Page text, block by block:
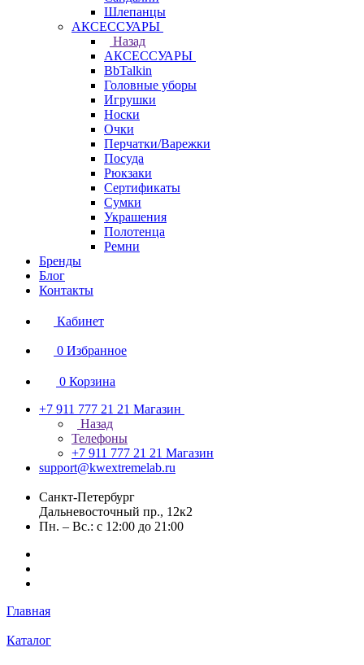
Шлепанцы
АКСЕССУАРЫ
Назад
АКСЕССУАРЫ
BbTalkin
Головные уборы
Игрушки
Носки
Очки
Перчатки/Варежки
Посуда
Рюкзаки
Сертификаты
Сумки
Украшения
Полотенца
Ремни
Бренды
Блог
Контакты
Кабинет
0 Избранное
0 Корзина
+7 911 777 21 21 Магазин
Назад
Телефоны
+7 911 777 21 21 Магазин
support@kwextremelab.ru
Санкт-Петербург
Дальневосточный пр., 12к2
Пн. – Вс.: с 12:00 до 21:00
Главная
Каталог